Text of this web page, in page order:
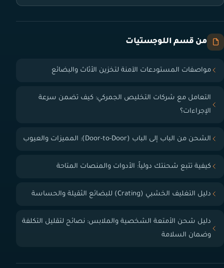
من قسم اللوجستيات
مواصفات المستودعات الآمنة لتخزين الأثاث والبضائع
التعامل مع شركات التخليص الجمركي: كيف تضمن سرعة
الإجراءات؟
الشحن من الباب إلى الباب (Door-to-Door): المميزات والعيوب
كيفية تتبع شحنتك دولياً: الأدوات والمنصات المتاحة
دليل التغليف الخشبي (Crating) للبضائع الثقيلة والحساسة
دليل شحن الأمتعة الشخصية والملابس: نصائح لتقليل التكلفة
وضمان السلامة